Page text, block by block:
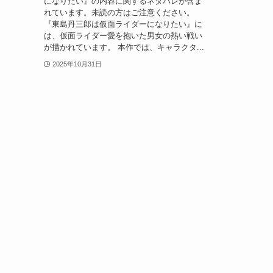
れています。未読の方はご注意ください。
『東島丹三郎は仮面ライダーになりたい』に
は、仮面ライダー愛を抱いた男女の熱い戦い
が描かれています。 本作では、キャラクタ...
2025年10月31日